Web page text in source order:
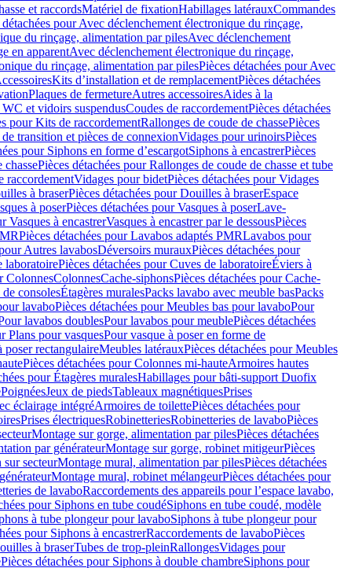
et raccordsMatériel de fixationHabillages latérauxCommandes
détachées pour Avec déclenchement électronique du rinçage,
du rinçage, alimentation par pilesAvec déclenchement
en apparentAvec déclenchement électronique du rinçage,
du rinçage, alimentation par pilesPièces détachées pour Avec
Kits d’installation et de remplacementPièces détachées
Plaques de fermetureAutres accessoiresAides à la
et vidoirs suspendusCoudes de raccordementPièces détachées
pour Kits de raccordementRallonges de coude de chassePièces
transition et pièces de connexionVidages pour urinoirsPièces
pour Siphons en forme d’escargotSiphons à encastrerPièces
chassePièces détachées pour Rallonges de coude de chasse et tube
raccordementVidages pour bidetPièces détachées pour Vidages
à braserPièces détachées pour Douilles à braserEspace
à poserPièces détachées pour Vasques à poserLave-
Vasques à encastrerVasques à encastrer par le dessousPièces
Pièces détachées pour Lavabos adaptés PMRLavabos pour
Autres lavabosDéversoirs murauxPièces détachées pour
laboratoirePièces détachées pour Cuves de laboratoireÉviers à
ColonnesColonnesCache-siphonsPièces détachées pour Cache-
consolesÉtagères muralesPacks lavabo avec meuble basPacks
lavaboPièces détachées pour Meubles bas pour lavaboPour
lavabos doublesPour lavabos pour meublePièces détachées
Plans pour vasquesPour vasque à poser en forme de
poser rectangulaireMeubles latérauxPièces détachées pour Meubles
Pièces détachées pour Colonnes mi-hauteArmoires hautes
pour Étagères muralesHabillages pour bâti-support Duofix
PoignéesJeux de piedsTableaux magnétiquesPrises
éclairage intégréArmoires de toilettePièces détachées pour
Prises électriquesRobinetteriesRobinetteries de lavaboPièces
Montage sur gorge, alimentation par pilesPièces détachées
par générateurMontage sur gorge, robinet mitigeurPièces
secteurMontage mural, alimentation par pilesPièces détachées
Montage mural, robinet mélangeurPièces détachées pour
de lavaboRaccordements des appareils pour l’espace lavabo,
pour Siphons en tube coudéSiphons en tube coudé, modèle
à tube plongeur pour lavaboSiphons à tube plongeur pour
pour Siphons à encastrerRaccordements de lavaboPièces
à braserTubes de trop-pleinRallongesVidages pour
Pièces détachées pour Siphons à double chambreSiphons pour